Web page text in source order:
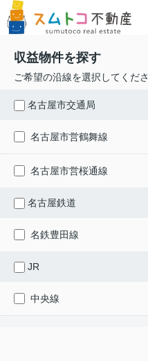
収益物件を探す
ご希望の沿線を選択してくだ
名古屋市交通局
名古屋市営鶴舞線
名古屋市営桜通線
名古屋鉄道
名鉄豊田線
JR
中央線